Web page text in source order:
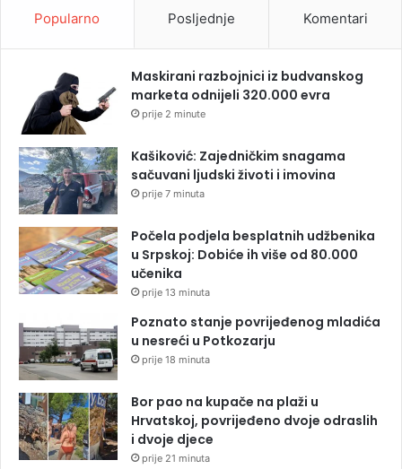
Popularno Posljednje Komentari
Maskirani razbojnici iz budvanskog
marketa odnijeli 320.000 evra
prije 2 minute
Kašiković: Zajedničkim snagama
sačuvani ljudski životi i imovina
prije 7 minuta
Počela podjela besplatnih udžbenika
u Srpskoj: Dobiće ih više od 80.000
učenika
prije 13 minuta
Poznato stanje povrijeđenog mladića
u nesreći u Potkozarju
prije 18 minuta
Bor pao na kupače na plaži u
Hrvatskoj, povrijeđeno dvoje odraslih
i dvoje djece
prije 21 minuta